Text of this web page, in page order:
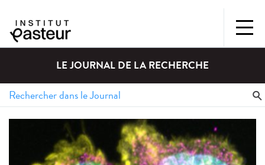
LE JOURNAL DE LA RECHERCHE